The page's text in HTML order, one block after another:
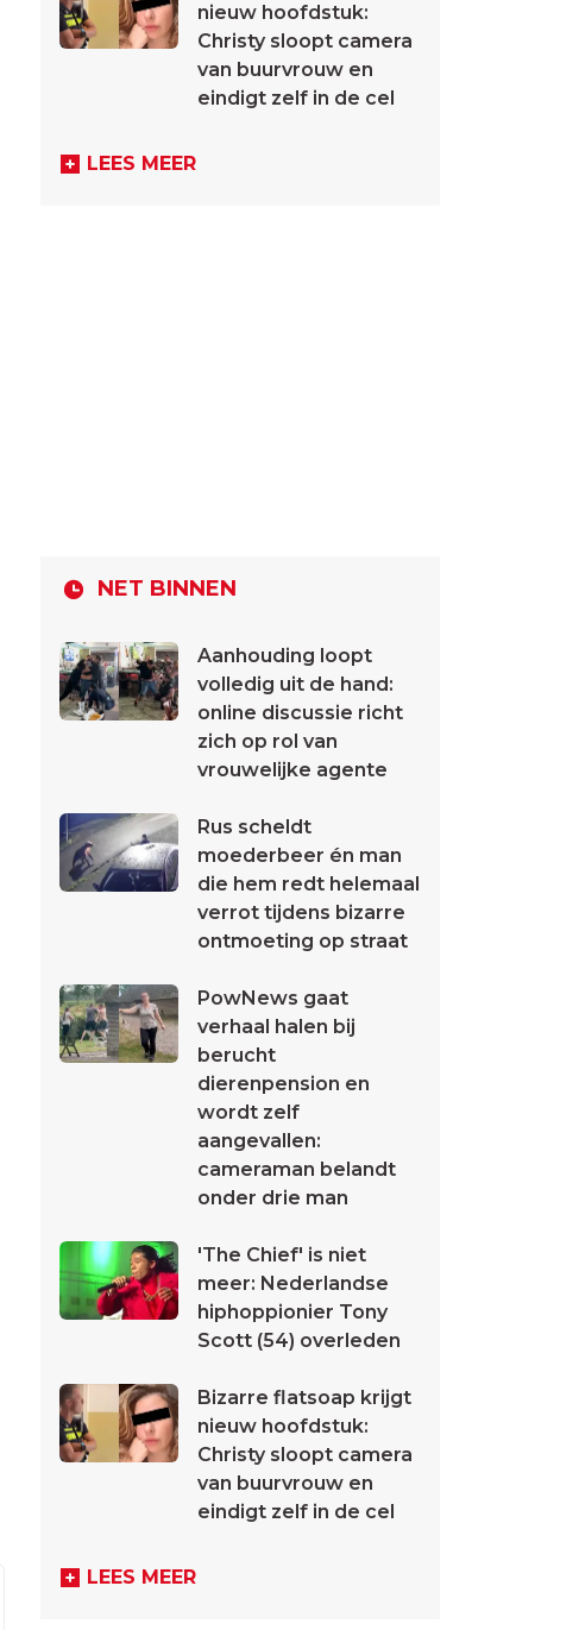
nieuw hoofdstuk:
Christy sloopt camera
van buurvrouw en
eindigt zelf in de cel
LEES MEER
NET BINNEN
Aanhouding loopt
volledig uit de hand:
online discussie richt
zich op rol van
vrouwelijke agente
Rus scheldt
moederbeer én man
die hem redt helemaal
verrot tijdens bizarre
ontmoeting op straat
PowNews gaat
verhaal halen bij
berucht
dierenpension en
wordt zelf
aangevallen:
cameraman belandt
onder drie man
'The Chief' is niet
meer: Nederlandse
hiphoppionier Tony
Scott (54) overleden
Bizarre flatsoap krijgt
nieuw hoofdstuk:
Christy sloopt camera
van buurvrouw en
eindigt zelf in de cel
LEES MEER